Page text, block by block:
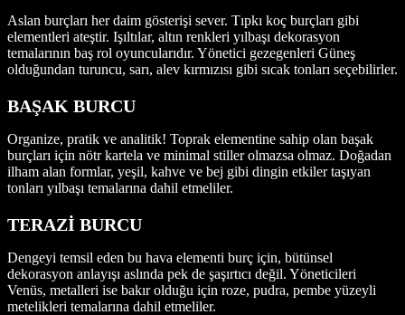
Aslan burçları her daim gösterişi sever. Tıpkı koç burçları gibi
elementleri ateştir. Işıltılar, altın renkleri yılbaşı dekorasyon
temalarının baş rol oyuncularıdır. Yönetici gezegenleri Güneş
olduğundan turuncu, sarı, alev kırmızısı gibi sıcak tonları seçebilirler.
BAŞAK BURCU
Organize, pratik ve analitik! Toprak elementine sahip olan başak
burçları için nötr kartela ve minimal stiller olmazsa olmaz. Doğadan
ilham alan formlar, yeşil, kahve ve bej gibi dingin etkiler taşıyan
tonları yılbaşı temalarına dahil etmeliler.
TERAZİ BURCU
Dengeyi temsil eden bu hava elementi burç için, bütünsel
dekorasyon anlayışı aslında pek de şaşırtıcı değil. Yöneticileri
Venüs, metalleri ise bakır olduğu için roze, pudra, pembe yüzeyli
metelikleri temalarına dahil etmeliler.